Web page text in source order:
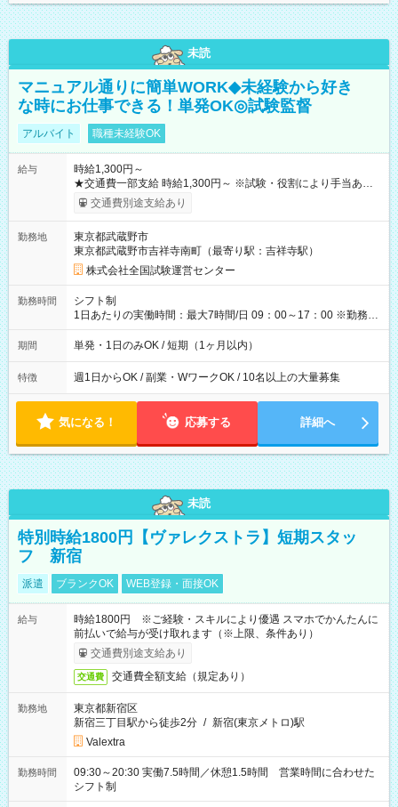
未読
マニュアル通りに簡単WORK◆未経験から好き
な時にお仕事できる！単発OK◎試験監督
アルバイト 職種未経験OK
給与
時給1,300円～
★交通費一部支給 時給1,300円～ ※試験・役割により手当あり
※勤務回数により昇給あり 【即給（前払い）オプションあ
り！】 希望される場合、勤務から1週間ほどで給与の一部を受け
例】 ・河合塾模擬試験 8:30～17:30（休憩1時間） 時給1,300円
×8時間＝日収10,400円＋交通費 ※当日の役割により時給＋100
円の場合あり ・国家試験 7:00～13:30（休憩なし） 時給1,300
円（役割手当＋100円）×6時間＝日収8,400円＋交通費 【試用期
間】試用期間なし
交通費別途支給あり
勤務地
東京都武蔵野市
東京都武蔵野市吉祥寺南町（最寄り駅：吉祥寺駅）
株式会社全国試験運営センター
勤務時間
シフト制
1日あたりの実働時間：最大7時間/日 09：00～17：00 ※勤務時
間は 試験により異なります。
期間 単発・1日のみOK / 短期（1ヶ月以内）
特徴 週1日からOK / 副業・WワークOK / 10名以上の大量募集
気になる！ 応募する 詳細へ
未読
特別時給1800円【ヴァレクストラ】短期スタッ
フ 新宿
派遣 ブランクOK WEB登録・面接OK
給与
時給1800円 ※ご経験・スキルにより優遇 スマホでかんたんに
前払いで給与が受け取れます（※上限、条件あり）
交通費別途支給あり
交通費 交通費全額支給（規定あり）
勤務地
東京都新宿区
新宿三丁目駅から徒歩2分 / 新宿(東京メトロ)駅
Valextra
勤務時間
09:30～20:30 実働7.5時間／休憩1.5時間 営業時間に合わせた
シフト制